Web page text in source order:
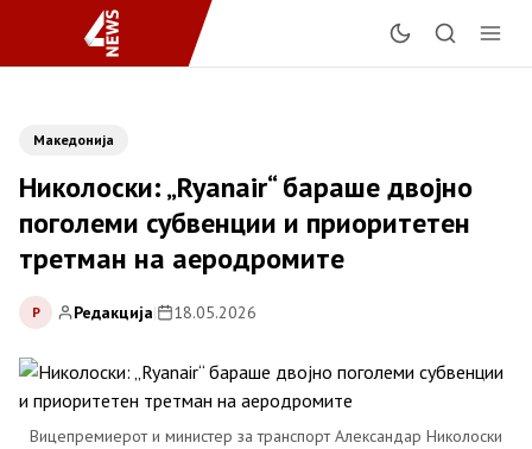
Македонија
Николоски: „Ryanair“ бараше двојно
поголеми субвенции и приоритетен
третман на аеродромите
Р Редакција| 18.05.2026
Вицепремиерот и министер за транспорт Александар Николоски